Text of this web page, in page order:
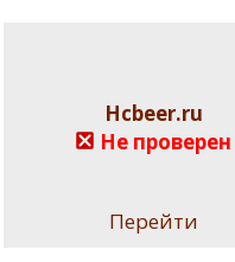
Hcbeer.ru
Не проверен
Перейти